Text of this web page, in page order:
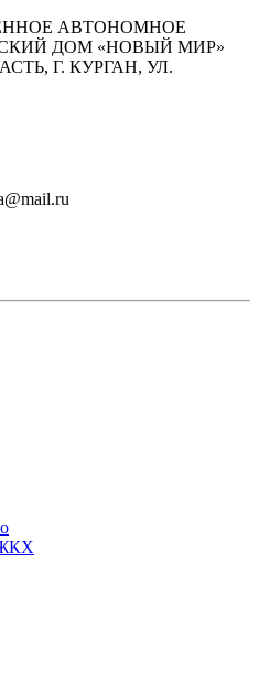
АВТОНОМНОЕ
ДОМ «НОВЫЙ МИР»
Г. КУРГАН, УЛ.
ЖКХ